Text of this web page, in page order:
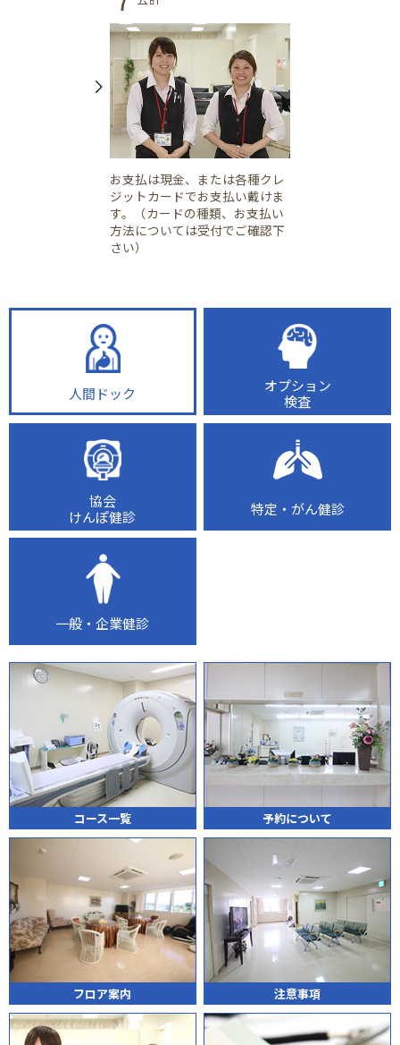
お支払は現金、または各種クレ
ジットカードでお支払い戴けま
す。（カードの種類、お支払い
方法については受付でご確認下
さい）
人間ドック
オプション
検査
協会
けんぽ健診
特定・がん健診
一般・企業健診
コース一覧 予約について
フロア案内 注意事項